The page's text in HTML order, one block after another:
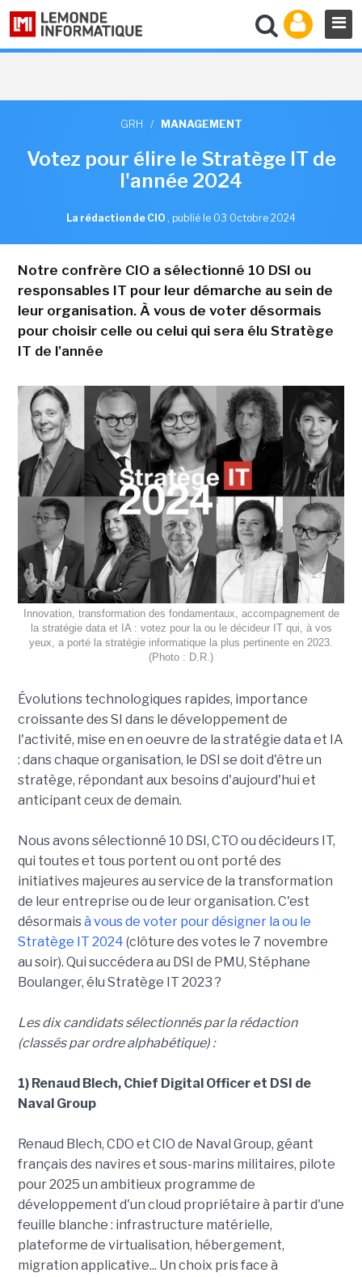
GRH / MANAGEMENT
Votez pour élire le Stratège IT de
l'année 2024
La rédaction de CIO , publié le 03 Octobre 2024
Notre confrère CIO a sélectionné 10 DSI ou
responsables IT pour leur démarche au sein de
leur organisation. À vous de voter désormais
pour choisir celle ou celui qui sera élu Stratège
IT de l'année
Innovation, transformation des fondamentaux, accompagnement de
la stratégie data et IA : votez pour la ou le décideur IT qui, à vos
yeux, a porté la stratégie informatique la plus pertinente en 2023.
(Photo : D.R.)
Évolutions technologiques rapides, importance
croissante des SI dans le développement de
l'activité, mise en en oeuvre de la stratégie data et IA
: dans chaque organisation, le DSI se doit d'être un
stratège, répondant aux besoins d'aujourd'hui et
anticipant ceux de demain.
Nous avons sélectionné 10 DSI, CTO ou décideurs IT,
qui toutes et tous portent ou ont porté des
initiatives majeures au service de la transformation
de leur entreprise ou de leur organisation. C'est
désormaisà vous de voter pour désigner la ou le
Stratège IT 2024 (clôture des votes le 7 novembre
au soir). Qui succédera au DSI de PMU, Stéphane
Boulanger, élu Stratège IT 2023 ?
Les dix candidats sélectionnés par la rédaction
(classés par ordre alphabétique) :
1) Renaud Blech, Chief Digital Officer et DSI de
Naval Group
Renaud Blech, CDO et CIO de Naval Group, géant
français des navires et sous-marins militaires, pilote
pour 2025 un ambitieux programme de
développement d'un cloud propriétaire à partir d'une
feuille blanche : infrastructure matérielle,
plateforme de virtualisation, hébergement,
migration applicative... Un choix pris face à